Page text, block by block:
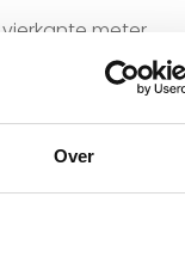
Over
meter,
en
u klaar.